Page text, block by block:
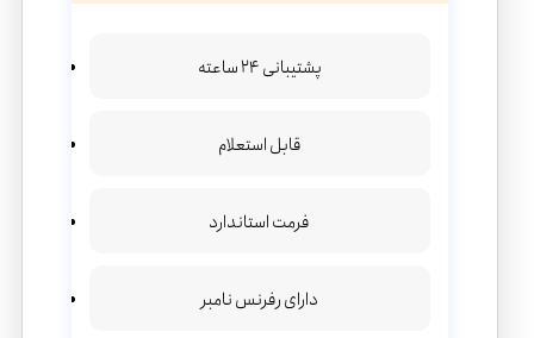
پشتیبانی 24 ساعته
قابل استعلام
فرمت استاندارد
دارای رفرنس نامبر